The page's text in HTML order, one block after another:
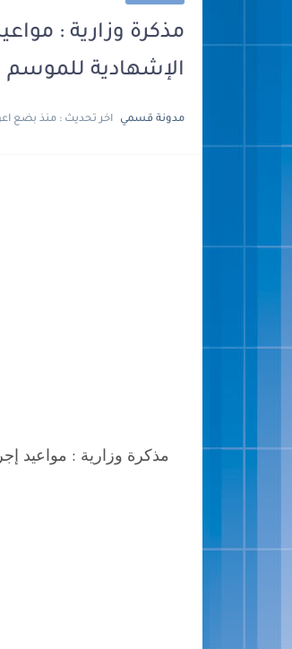
مذكرة وزارية :
الإشهادية للموسم
مدونة قسمي اخر تحديث : منذ بضع
مذكرة وزارية : مواعيد